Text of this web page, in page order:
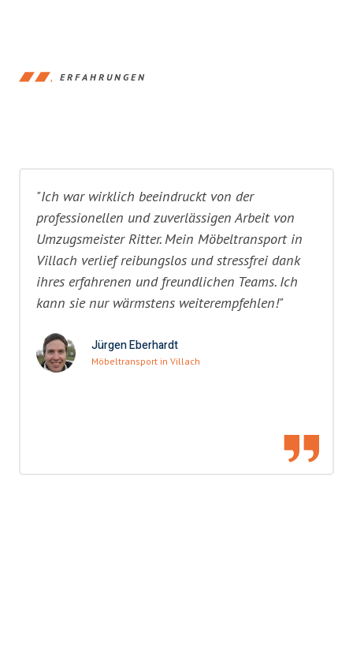
ERFAHRUNGEN
"Ich war wirklich beeindruckt von der
professionellen und zuverlässigen Arbeit von
Umzugsmeister Ritter. Mein Möbeltransport in
Villach verlief reibungslos und stressfrei dank
ihres erfahrenen und freundlichen Teams. Ich
kann sie nur wärmstens weiterempfehlen!"
Jürgen Eberhardt
Möbeltransport in Villach